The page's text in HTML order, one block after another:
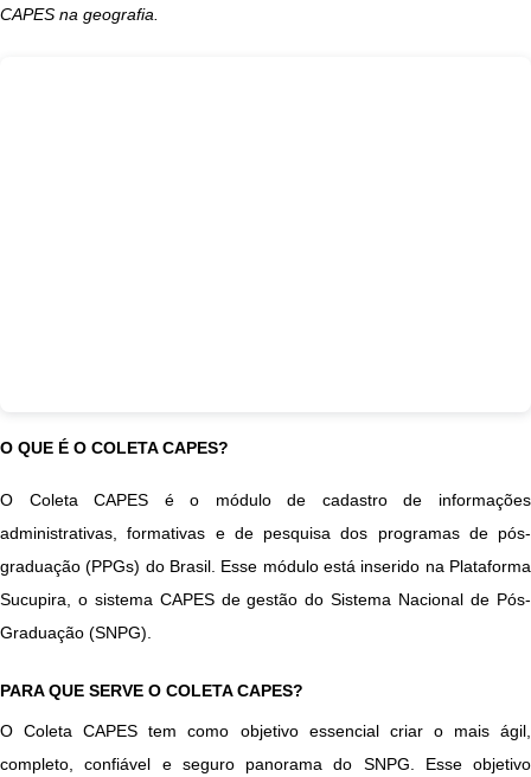
CAPES na geografia.
O QUE É O COLETA CAPES?
O Coleta CAPES é o módulo de cadastro de informações
administrativas, formativas e de pesquisa dos programas de pós-
graduação (PPGs) do Brasil. Esse módulo está inserido na Plataforma
Sucupira, o sistema CAPES de gestão do Sistema Nacional de Pós-
Graduação (SNPG).
PARA QUE SERVE O COLETA CAPES?
O Coleta CAPES tem como objetivo essencial criar o mais ágil,
completo, confiável e seguro panorama do SNPG. Esse objetivo